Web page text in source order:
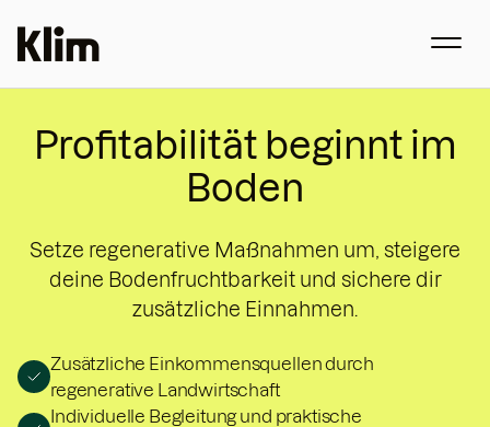
Profitabilität beginnt im
Boden
Setze regenerative Maßnahmen um, steigere
deine Bodenfruchtbarkeit und sichere dir
zusätzliche Einnahmen.
Zusätzliche Einkommensquellen durch
regenerative Landwirtschaft
Individuelle Begleitung und praktische